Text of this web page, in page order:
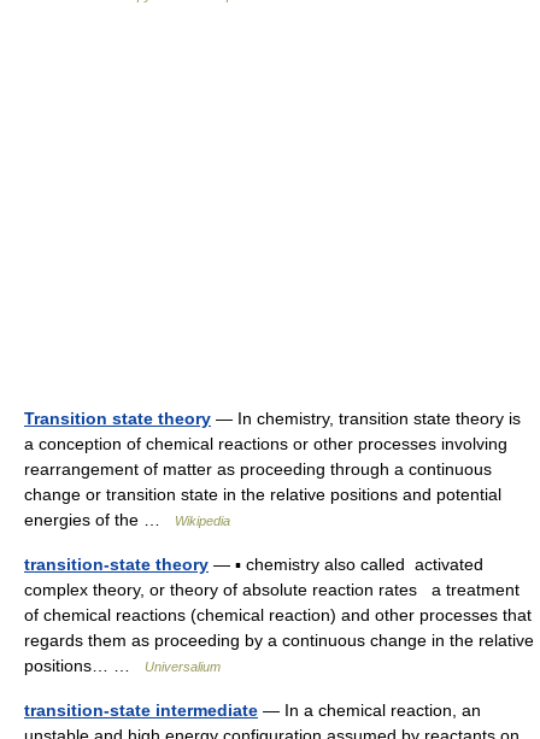
Transition state theory — In chemistry, transition state theory is
a conception of chemical reactions or other processes involving
rearrangement of matter as proceeding through a continuous
change or transition state in the relative positions and potential
energies of the …
Wikipedia
transition-state theory — ▪ chemistry also called activated
complex theory, or theory of absolute reaction rates a treatment
of chemical reactions (chemical reaction) and other processes that
regards them as proceeding by a continuous change in the relative
positions… …
Universalium
transition-state intermediate — In a chemical reaction, an